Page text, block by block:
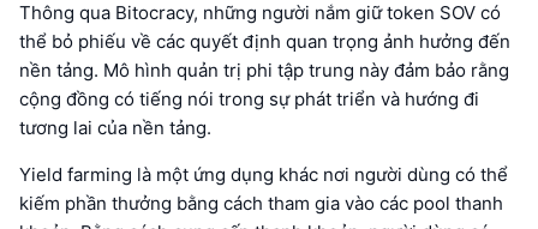
Thông qua Bitocracy, những người nắm giữ token SOV có
thể bỏ phiếu về các quyết định quan trọng ảnh hưởng đến
nền tảng. Mô hình quản trị phi tập trung này đảm bảo rằng
cộng đồng có tiếng nói trong sự phát triển và hướng đi
tương lai của nền tảng.
Yield farming là một ứng dụng khác nơi người dùng có thể
kiếm phần thưởng bằng cách tham gia vào các pool thanh